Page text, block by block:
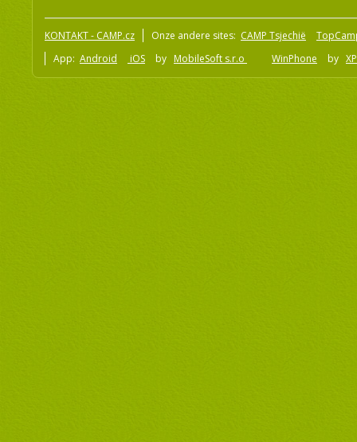
KONTAKT - CAMP.cz Onze andere sites: CAMP Tsjechië
App: Android iOS by MobileSoft s.r.o WinPhone by